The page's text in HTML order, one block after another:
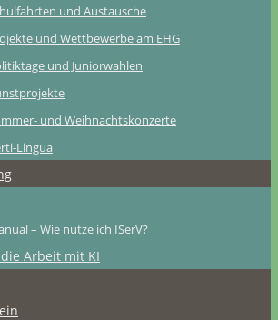
und Austausche
und Wettbewerbe am EHG
und Juniorwahlen
und Weihnachtskonzerte
Lingua
– Wie nutze ich ISerV?
Arbeit mit KI